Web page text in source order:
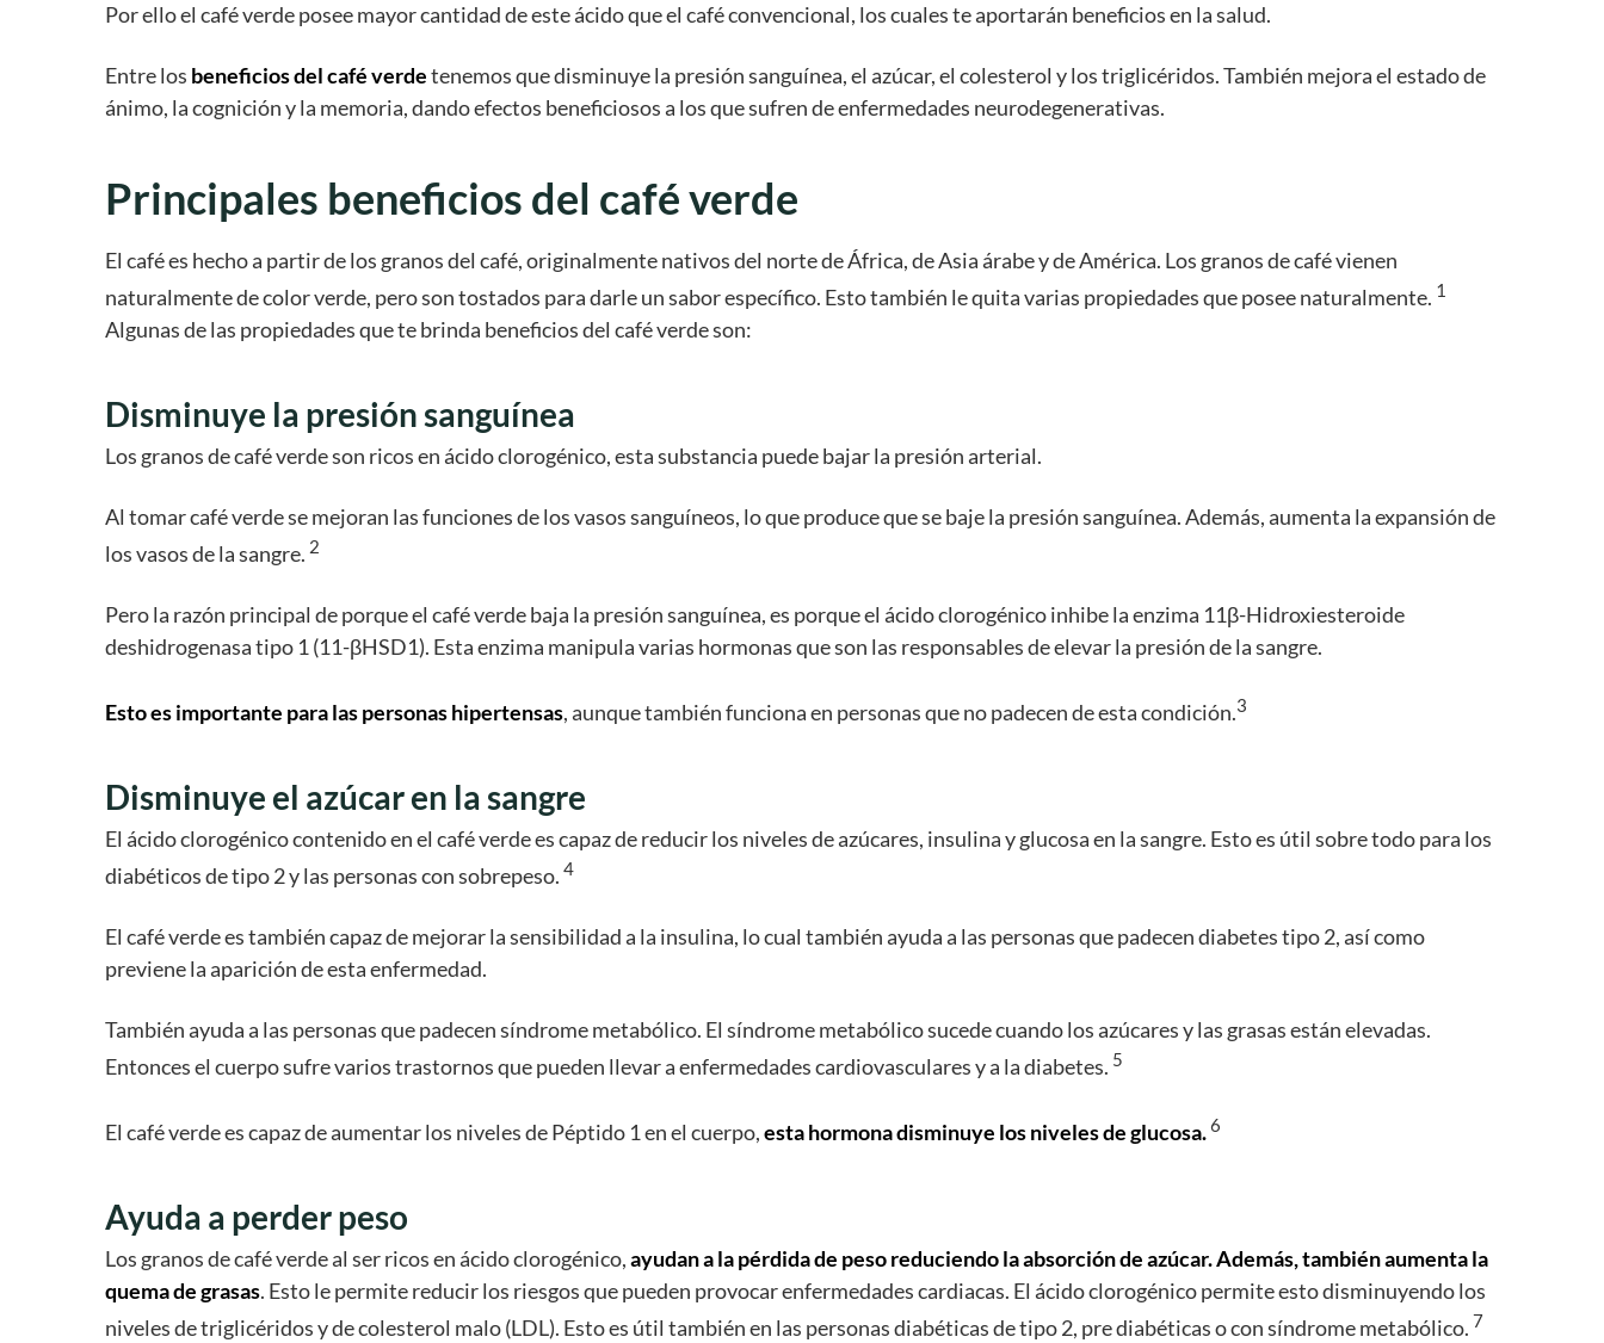
Por ello el café verde posee mayor cantidad de este ácido que el café convencional, los cuales te aportarán beneficios en la salud.
Entre los beneficios del café verdetenemos que disminuye la presión sanguínea, el azúcar, el colesterol y los triglicéridos. También mejora el estado de
ánimo, la cognición y la memoria, dando efectos beneficiosos a los que sufren de enfermedades neurodegenerativas.
Principales beneficios del café verde
El café es hecho a partir de los granos del café, originalmente nativos del norte de África, de Asia árabe y de América. Los granos de café vienen
naturalmente de color verde, pero son tostados para darle un sabor específico. Esto también le quita varias propiedades que posee naturalmente. 1
Algunas de las propiedades que te brinda beneficios del caféverde son:
Disminuye la presión sanguínea
Los granos de café verde son ricos en ácido clorogénico, esta substancia puede bajar la presión arterial.
Al tomar café verde se mejoran las funciones de los vasos sanguíneos, lo que produce que se baje la presión sanguínea. Además, aumenta la expansión de
los vasos de la sangre. 2
Pero la razón principal de porque el café verde baja la presión sanguínea, es porque el ácido clorogénico inhibe la enzima 11β-Hidroxiesteroide
deshidrogenasa tipo 1 (11-βHSD1). Esta enzima manipula varias hormonas que son las responsables de elevar la presión de la sangre.
Esto es importante para las personas hipertensas, aunque también funciona en personas que no padecen de esta condición.3
Disminuye el azúcar en la sangre
El ácido clorogénico contenido en el café verde es capaz de reducir los niveles de azúcares, insulina y glucosa en la sangre. Esto es útil sobre todo para los
diabéticos de tipo 2 y las personas con sobrepeso. 4
El café verde es también capaz de mejorar la sensibilidad a la insulina, lo cual también ayuda a las personas que padecen diabetes tipo 2, así como
previene la aparición de esta enfermedad.
También ayuda a las personas que padecen síndrome metabólico. El síndrome metabólico sucede cuando los azúcares y las grasas están elevadas.
Entonces el cuerpo sufre varios trastornos que pueden llevar a enfermedades cardiovasculares y a la diabetes. 5
El café verde es capaz de aumentar los niveles de Péptido 1 en el cuerpo,esta hormona disminuye los niveles de glucosa.6
Ayuda a perder peso
Los granos de café verde al ser ricos en ácido clorogénico,ayudan a la pérdida de peso reduciendo la absorción de azúcar. Además, también aumenta la
quema de grasas. Esto le permite reducir los riesgos que pueden provocar enfermedades cardiacas. El ácido clorogénico permite esto disminuyendo los
niveles de triglicéridos y de colesterol malo (LDL). Esto es útil también en las personas diabéticas de tipo 2, pre diabéticas o con síndrome metabólico. 7